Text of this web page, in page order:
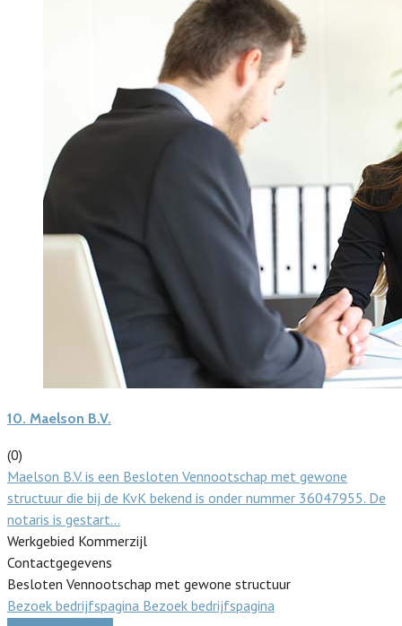
10. Maelson B.V.
(0)
Maelson B.V. is een Besloten Vennootschap met gewone
structuur die bij de KvK bekend is onder nummer 36047955. De
notaris is gestart…
Werkgebied Kommerzijl
Contactgegevens
Besloten Vennootschap met gewone structuur
Bezoek bedrijfspagina Bezoek bedrijfspagina